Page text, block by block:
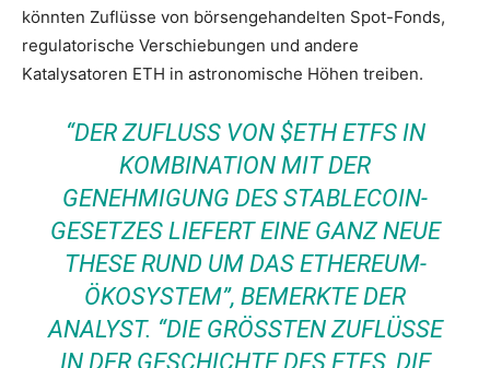
könnten Zuflüsse von börsengehandelten Spot-Fonds,
regulatorische Verschiebungen und andere
Katalysatoren ETH in astronomische Höhen treiben.
“DER ZUFLUSS VON $ETH ETFS IN
KOMBINATION MIT DER
GENEHMIGUNG DES STABLECOIN-
GESETZES LIEFERT EINE GANZ NEUE
THESE RUND UM DAS ETHEREUM-
ÖKOSYSTEM”, BEMERKTE DER
ANALYST. “DIE GRÖSSTEN ZUFLÜSSE I
N DER GESCHICHTE DES ETFS, DIE $